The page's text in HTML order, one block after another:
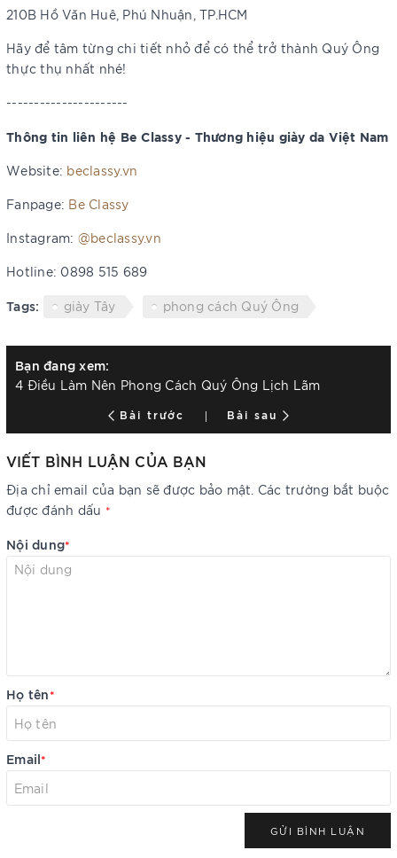
210B Hồ Văn Huê, Phú Nhuận, TP.HCM
Hãy để tâm từng chi tiết nhỏ để có thể trở thành Quý Ông
thực thụ nhất nhé!
----------------------
Thông tin liên hệ Be Classy - Thương hiệu giày da Việt Nam
Website: beclassy.vn
Fanpage: Be Classy
Instagram: @beclassy.vn
Hotline: 0898 515 689
Tags: giày Tây phong cách Quý Ông
Bạn đang xem:
4 Điều Làm Nên Phong Cách Quý Ông Lịch Lãm
Bài trước Bài sau
VIẾT BÌNH LUẬN CỦA BẠN
Địa chỉ email của bạn sẽ được bảo mật. Các trường bắt buộc
được đánh dấu *
Nội dung*
Họ tên*
Email*
GỬI BÌNH LUẬN